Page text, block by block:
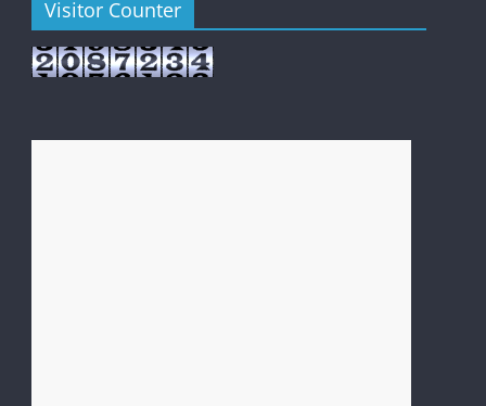
Visitor Counter